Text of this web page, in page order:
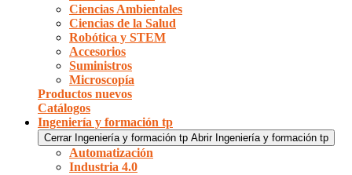
Ciencias Ambientales
Ciencias de la Salud
Robótica y STEM
Accesorios
Suministros
Microscopía
Productos nuevos
Catálogos
Ingeniería y formación tp
Cerrar Ingeniería y formación tp Abrir Ingeniería y formación tp
Automatización
Industria 4.0